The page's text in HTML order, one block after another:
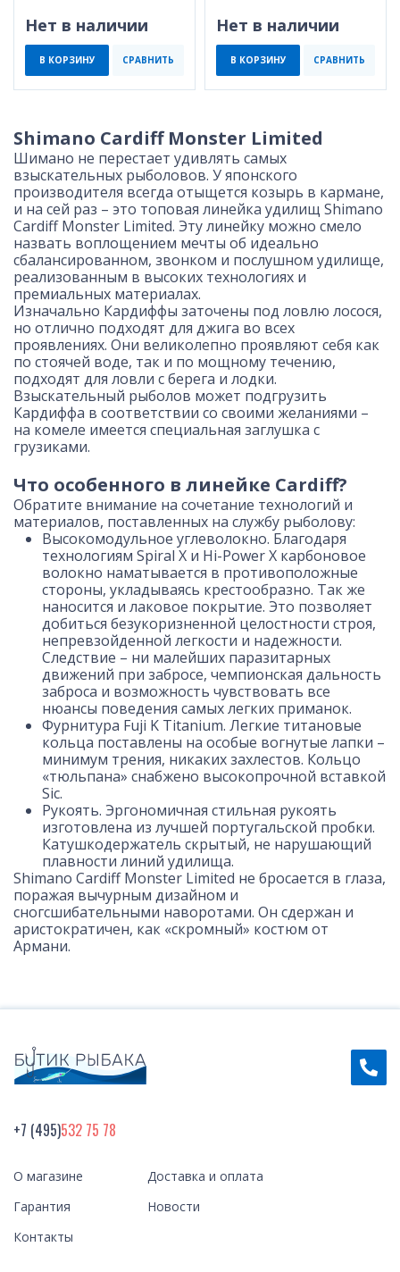
Нет в наличии
В КОРЗИНУ СРАВНИТЬ
Нет в наличии
В КОРЗИНУ СРАВНИТЬ
Shimano Cardiff Monster Limited
Шимано не перестает удивлять самых
взыскательных рыболовов. У японского
производителя всегда отыщется козырь в кармане,
и на сей раз – это топовая линейка удилищ Shimano
Cardiff Monster Limited. Эту линейку можно смело
назвать воплощением мечты об идеально
сбалансированном, звонком и послушном удилище,
реализованным в высоких технологиях и
премиальных материалах.
Изначально Кардиффы заточены под ловлю лосося,
но отлично подходят для джига во всех
проявлениях. Они великолепно проявляют себя как
по стоячей воде, так и по мощному течению,
подходят для ловли с берега и лодки.
Взыскательный рыболов может подгрузить
Кардиффа в соответствии со своими желаниями –
на комеле имеется специальная заглушка с
грузиками.
Что особенного в линейке Cardiff?
Обратите внимание на сочетание технологий и
материалов, поставленных на службу рыболову:
Высокомодульное углеволокно. Благодаря
технологиям Spiral X и Hi-Power X карбоновое
волокно наматывается в противоположные
стороны, укладываясь крестообразно. Так же
наносится и лаковое покрытие. Это позволяет
добиться безукоризненной целостности строя,
непревзойденной легкости и надежности.
Следствие – ни малейших паразитарных
движений при забросе, чемпионская дальность
заброса и возможность чувствовать все
нюансы поведения самых легких приманок.
Фурнитура Fuji K Titanium. Легкие титановые
кольца поставлены на особые вогнутые лапки –
минимум трения, никаких захлестов. Кольцо
«тюльпана» снабжено высокопрочной вставкой
Sic.
Рукоять. Эргономичная стильная рукоять
изготовлена из лучшей португальской пробки.
Катушкодержатель скрытый, не нарушающий
плавности линий удилища.
Shimano Cardiff Monster Limited не бросается в глаза,
поражая вычурным дизайном и
сногсшибательными наворотами. Он сдержан и
аристократичен, как «скромный» костюм от
Армани.
+7 (495)532 75 78
О магазине
Доставка и оплата
Гарантия
Новости
Контакты